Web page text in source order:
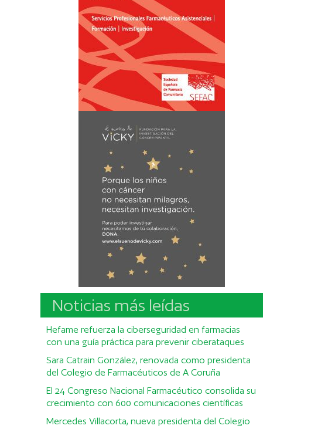
Noticias más leídas
Hefame refuerza la ciberseguridad en farmacias
con una guía práctica para prevenir ciberataques
Sara Catrain González, renovada como presidenta
del Colegio de Farmacéuticos de A Coruña
El 24 Congreso Nacional Farmacéutico consolida su
crecimiento con 600 comunicaciones científicas
Mercedes Villacorta, nueva presidenta del Colegio